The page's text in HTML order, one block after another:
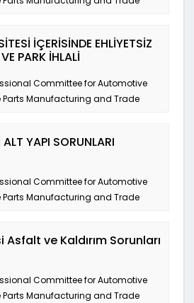
İÇERİSİNDE EHLİYETSİZ
PARK İHLALİ
Committee for Automotive
Parts Manufacturing and Trade
YAPI SORUNLARI
Committee for Automotive
Parts Manufacturing and Trade
ve Kaldırım Sorunları
Committee for Automotive
Parts Manufacturing and Trade